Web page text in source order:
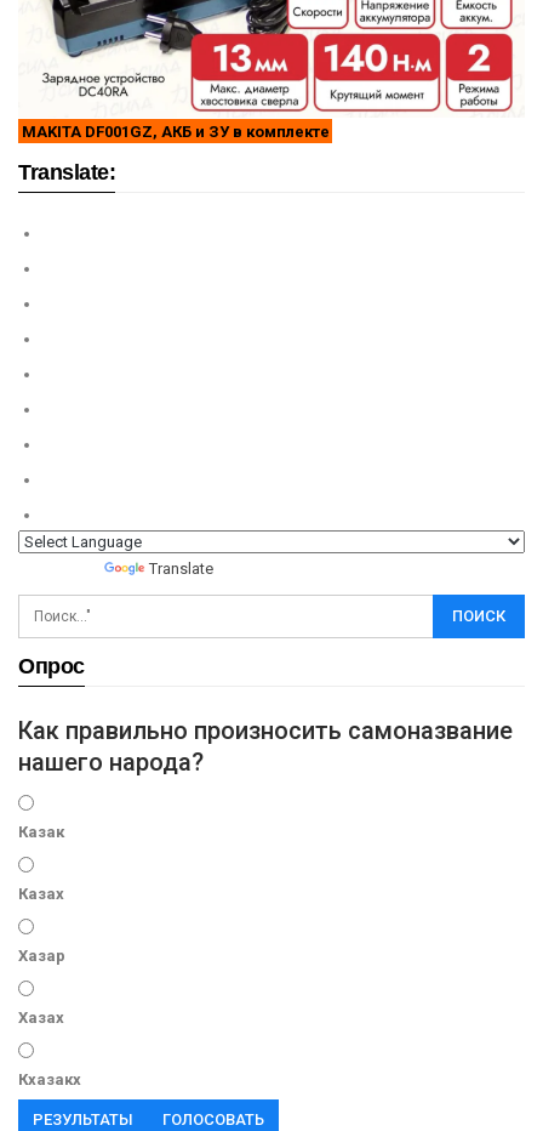
MAKITA DF001GZ, АКБ и ЗУ в комплекте
Translate:
Translate
Опрос
Как правильно произносить самоназвание
нашего народа?
Казак
Казах
Хазар
Хазах
Кхазакх
РЕЗУЛЬТАТЫ ГОЛОСОВАТЬ